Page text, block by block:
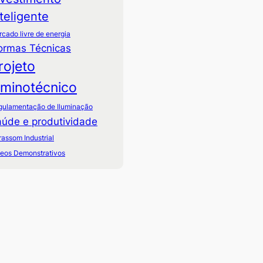
livre de energia
Técnicas
de Iluminação
e produtividade
Industrial
Demonstrativos